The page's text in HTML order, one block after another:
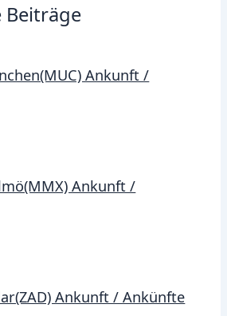
Beiträge
Ankunft /
Ankunft /
Ankunft / Ankünfte